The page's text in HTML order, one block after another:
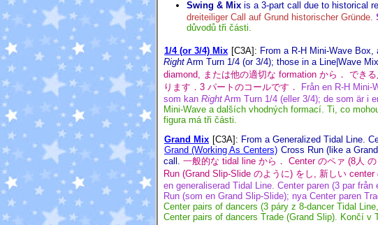
Swing & Mix is a 3-part call due to historical
dreiteiliger Call auf Grund historischer Gründe.
důvodů tři části.
1/4 (or 3/4) Mix [C3A]: From a R-H Mini-Wave
Right Arm Turn 1/4 (or 3/4); those in a Line|Wave
diamond, または他の適切な formation から． でき
ります．3 パートのコールです．
Från en R-H Mini-
som kan Right Arm Turn 1/4 (eller 3/4); de som är i
Mini-Wave a dalších vhodných formací. Ti, co
figura má tři části.
Grand Mix [C3A] : From a Generalized Tidal Line.
Grand (Working As Centers) Cross Run (like a
call.
一般的な tidal line から． Center のペァ (8人
Run (Grand Slip-Slide のように) をし, 新しい
en generaliserad Tidal Line. Center paren (3 par från
Run (som en Grand Slip-Slide); nya Center paren
Center pairs of dancers (3 páry z 8-dancerTidal
Center pairs of dancers Trade (Grand Slip). Končí v